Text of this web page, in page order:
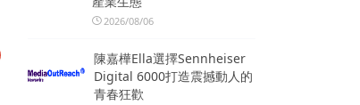
2026/08/06
陳嘉樺Ella選擇Sennheiser
Digital 6000打造震撼動人的
青春狂歡